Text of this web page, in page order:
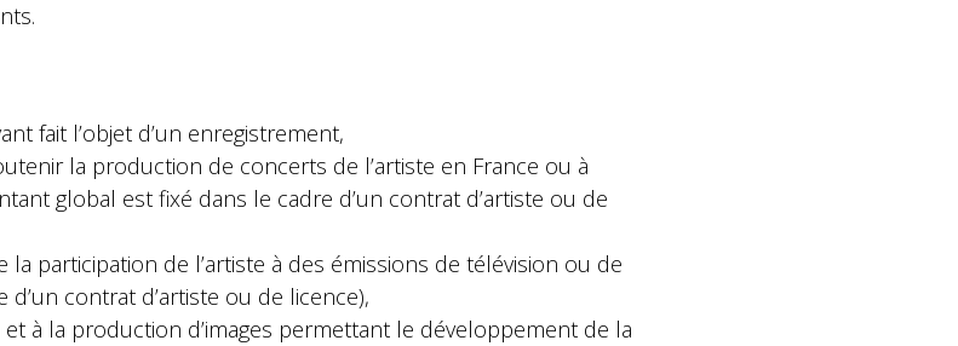
fait l’objet d’un enregistrement,
la production de concerts de l’artiste en France ou à
global est fixé dans le cadre d’un contrat d’artiste ou de
la participation de l’artiste à des émissions de télévision ou de
contrat d’artiste ou de licence),
à la production d’images permettant le développement de la